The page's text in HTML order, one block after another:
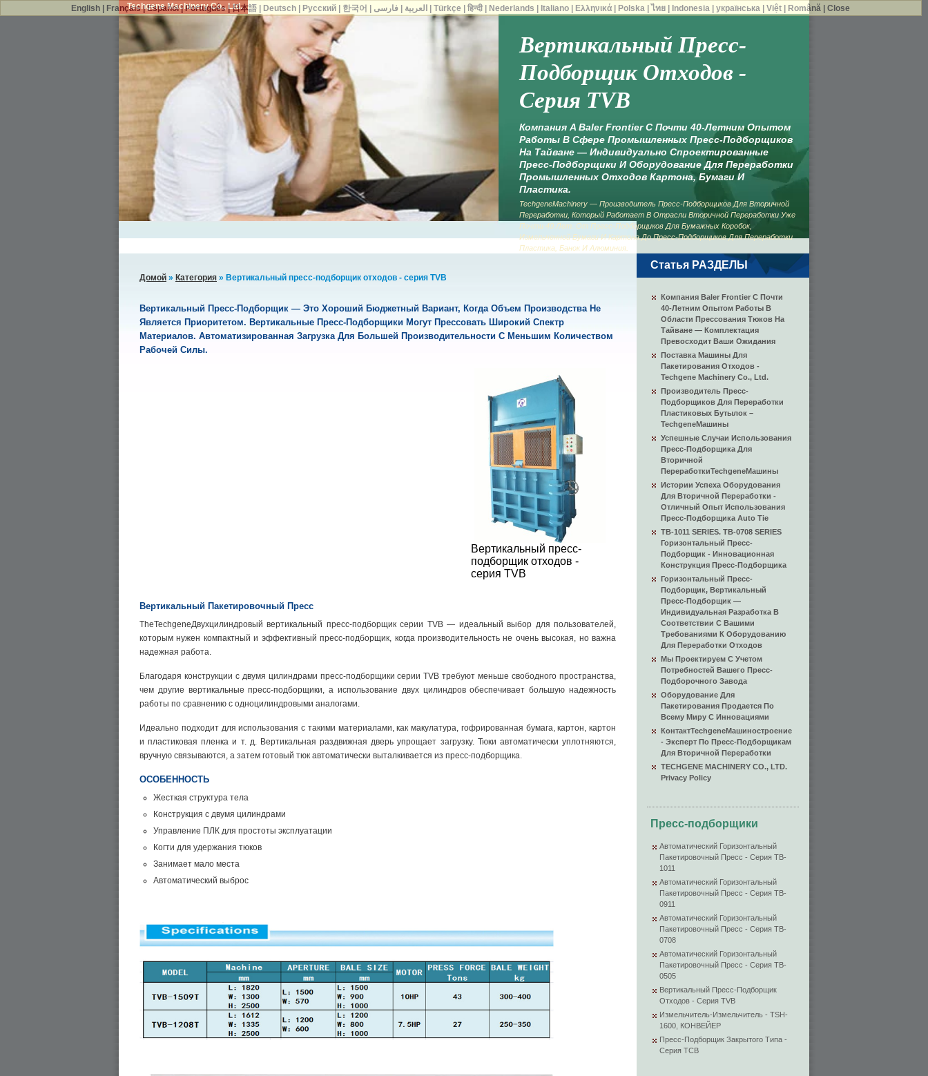
Techgene Machinery Co., Ltd.
Вертикальный Пресс-
Подборщик Отходов -
Серия TVB
Компания A Baler Frontier С Почти 40-Летним Опытом
Работы В Сфере Промышленных Пресс-Подборщиков
На Тайване — Индивидуально Спроектированные
Пресс-Подборщики И Оборудование Для Переработки
Промышленных Отходов Картона, Бумаги И
Пластика.
TechgeneMachinery — Производитель Пресс-Подборщиков Для Вторичной
Переработки, Который Работает В Отрасли Вторичной Переработки Уже
Почти 40 Лет. От Пресс-Подборщиков Для Бумажных Коробок,
Измельченной Бумаги И Картона До Пресс-Подборщиков Для Переработки
Пластика, Банок И Алюминия.
Домой » Категория » Вертикальный пресс-подборщик отходов - серия TVB
Вертикальный Пресс-Подборщик — Это Хороший Бюджетный Вариант, Когда Объем Производства Не
Является Приоритетом. Вертикальные Пресс-Подборщики Могут Прессовать Широкий Спектр
Материалов. Автоматизированная Загрузка Для Большей Производительности С Меньшим Количеством
Рабочей Силы.
Вертикальный пресс-
подборщик отходов -
серия TVB
Вертикальный Пакетировочный Пресс
TheTechgeneДвухцилиндровый вертикальный пресс-подборщик серии TVB — идеальный выбор для пользователей,
которым нужен компактный и эффективный пресс-подборщик, когда производительность не очень высокая, но важна
надежная работа.
Благодаря конструкции с двумя цилиндрами пресс-подборщики серии TVB требуют меньше свободного пространства,
чем другие вертикальные пресс-подборщики, а использование двух цилиндров обеспечивает большую надежность
работы по сравнению с одноцилиндровыми аналогами.
Идеально подходит для использования с такими материалами, как макулатура, гофрированная бумага, картон, картон
и пластиковая пленка и т. д. Вертикальная раздвижная дверь упрощает загрузку. Тюки автоматически уплотняются,
вручную связываются, а затем готовый тюк автоматически выталкивается из пресс-подборщика.
ОСОБЕННОСТЬ
Жесткая структура тела
Конструкция с двумя цилиндрами
Управление ПЛК для простоты эксплуатации
Когти для удержания тюков
Занимает мало места
Автоматический выброс
Статья РАЗДЕЛЫ
Компания Baler Frontier С Почти
40-Летним Опытом Работы В
Области Прессования Тюков На
Тайване — Комплектация
Превосходит Ваши Ожидания
Поставка Машины Для
Пакетирования Отходов -
Techgene Machinery Co., Ltd.
Производитель Пресс-
Подборщиков Для Переработки
Пластиковых Бутылок –
TechgeneМашины
Успешные Случаи Использования
Пресс-Подборщика Для
Вторичной
ПереработкиTechgeneМашины
Истории Успеха Оборудования
Для Вторичной Переработки -
Отличный Опыт Использования
Пресс-Подборщика Auto Tie
TB-1011 SERIES. TB-0708 SERIES
Горизонтальный Пресс-
Подборщик - Инновационная
Конструкция Пресс-Подборщика
Горизонтальный Пресс-
Подборщик, Вертикальный
Пресс-Подборщик —
Индивидуальная Разработка В
Соответствии С Вашими
Требованиями К Оборудованию
Для Переработки Отходов
Мы Проектируем С Учетом
Потребностей Вашего Пресс-
Подборочного Завода
Оборудование Для
Пакетирования Продается По
Всему Миру С Инновациями
КонтактTechgeneМашиностроение
- Эксперт По Пресс-Подборщикам
Для Вторичной Переработки
TECHGENE MACHINERY CO., LTD.
Privacy Policy
Пресс-подборщики
Автоматический Горизонтальный
Пакетировочный Пресс - Серия TB-
1011
Автоматический Горизонтальный
Пакетировочный Пресс - Серия TB-
0911
Автоматический Горизонтальный
Пакетировочный Пресс - Серия TB-
0708
Автоматический Горизонтальный
Пакетировочный Пресс - Серия TB-
0505
Вертикальный Пресс-Подборщик
Отходов - Серия TVB
Измельчитель-Измельчитель - TSH-
1600, КОНВЕЙЕР
Пресс-Подборщик Закрытого Типа -
Серия TCB
English Français|Español|Português |日本語 Deutsch Русский 한국어 العربية فارسی |Türkçe |हिन्दी| Nederlands Italiano Ελληνικά Polska |ไทย Indonesia |українська |Việt Română |Close